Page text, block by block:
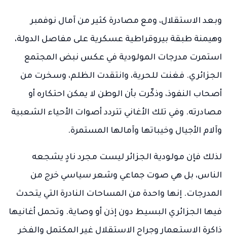
وبعد الاستقلال، ومع مصادرة كثير من آمال نوفمبر
وهيمنة طبقة بيروقراطية عسكرية على مفاصل الدولة،
استمرت مدرجات المولودية في عكس نبض المجتمع
الجزائري. فغنت للحرية، وانتقدت الظلم، وسخرت من
أصحاب النفوذ، وذكّرت بأن الوطن لا يمكن احتكاره أو
مصادرته. وفي تلك الأغاني تتردد أصوات الأحياء الشعبية
وآلام الأجيال وخيباتها وآمالها المستمرة.
لذلك فإن مولودية الجزائر ليست مجرد نادٍ يشجعه
الناس، بل هي صوت جماعي وشعر سياسي خرج من
المدرجات. إنها واحدة من المساحات النادرة التي يتحدث
فيها الجزائري البسيط دون إذن أو وصاية. وتحمل أغانيها
ذاكرة الاستعمار وجراح الاستقلال غير المكتمل والفخر